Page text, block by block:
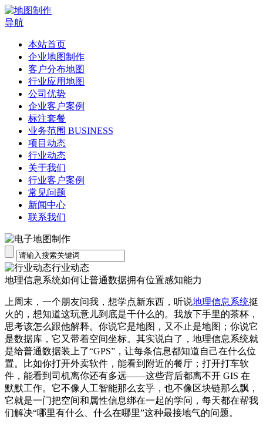
导航
本站首页
企业地图制作
客户分布地图
行业应用地图
公司优势
企业客户案例
标注套餐
业务范围 BUSINESS
项目动态
行业动态
关于我们
行业客户案例
常见问题
新闻中心
联系我们
行业动态
地理信息系统如何让普通数据拥有位置感知能力
上周末，一个朋友问我，想学点新东西，听说地理信息系统挺
火的，想知道这玩意儿到底是干什么的。我放下手里的茶杯，
思考该怎么跟他解释。你说它是地图，又不止是地图；你说它
是数据库，它又带着空间坐标。其实说白了，地理信息系统就
是给普通数据装上了“GPS”，让每条信息都知道自己在什么位
置。比如你打开外卖软件，能看到附近的餐厅；打开打车软
件，能看到司机离你还有多远——这些背后都离不开 GIS 在
默默工作。它不像人工智能那么玄乎，也不像区块链那么飘，
它就是一门把空间和属性信息绑在一起的学问，每天都在帮我
们解决“哪里有什么、什么在哪里”这种最接地气的问题。